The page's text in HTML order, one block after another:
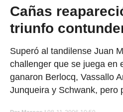
Cañas
triunfo
Superó al tandilense Juan
challenger que se juega en
ganaron Berlocq, Vassallo
Junqueira y Schwank, pero